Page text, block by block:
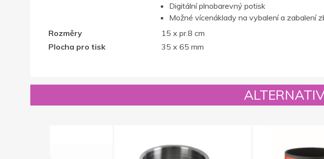
Digitální plnobarevný potisk
Možné vícenáklady na vybalení a zabalení
Rozměry
15 x pr.8 cm
Plocha pro tisk
35 x 65 mm